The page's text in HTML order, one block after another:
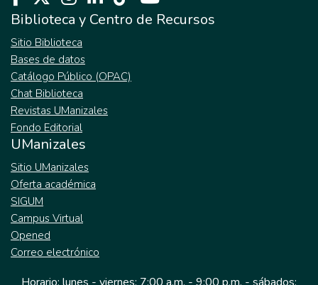
Biblioteca y Centro de Recursos
Sitio Biblioteca
Bases de datos
Catálogo Público (OPAC)
Chat Biblioteca
Revistas UManizales
Fondo Editorial
UManizales
Sitio UManizales
Oferta académica
SIGUM
Campus Virtual
Opened
Correo electrónico